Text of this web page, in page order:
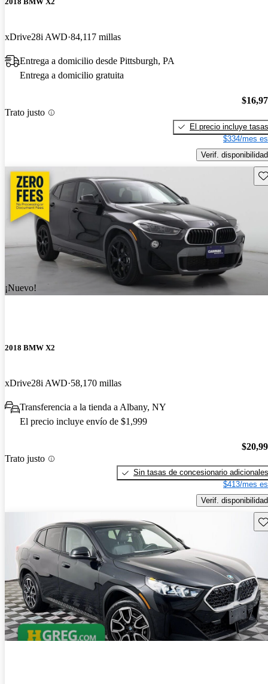
xDrive28i AWD 84,117 millas
Entrega a domicilio desde Pittsburgh, PA
Entrega a domicilio gratuita
Trato justo
El precio incluye tasas
$334/mes
Verif. disponibilidad
¡Nuevo!
2018 BMW X2
xDrive28i AWD 58,170 millas
Transferencia a la tienda a Albany, NY
El precio incluye envío de $1,999
Trato justo
Sin tasas de concesionario adicionales
$413/mes
Verif. disponibilidad